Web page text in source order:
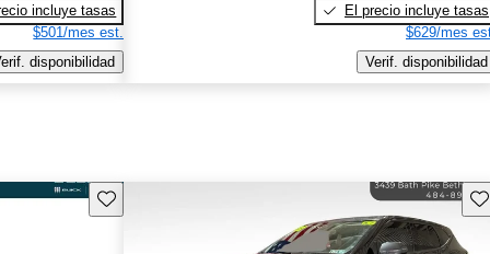
incluye tasas
$501/mes est.
disponibilidad
El precio incluye tasas
$629/mes
Verif. disponibilidad
Guarda este Aviso